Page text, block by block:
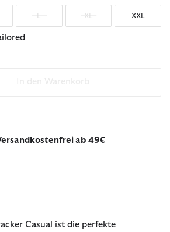
XL XXL
ab 49€
Casual ist die perfekte